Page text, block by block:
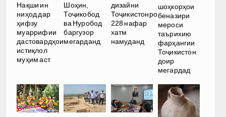
Нақши ин
ниҳод дар
ҳифзу
муаррифии
дастовардҳои
истиқлол
муҳим аст
Шоҳин,
Тоҷикобод
ва Нуробод
баргузор
мегарданд
дизайни
Тоҷикистонро
228 нафар
хатм
намуданд
шоҳкорҳои
беназири
мероси
таърихию
фарҳангии
Тоҷикистон
доир
мегардад